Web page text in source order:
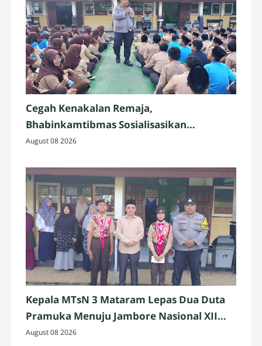
Cegah Kenakalan Remaja,
Bhabinkamtibmas Sosialisasikan
Kamtibmas kepada Siswa MTsN 3
August 08 2026
Kepala MTsN 3 Mataram Lepas Dua Duta
Pramuka Menuju Jambore Nasional XII
Tahun 2026
August 08 2026